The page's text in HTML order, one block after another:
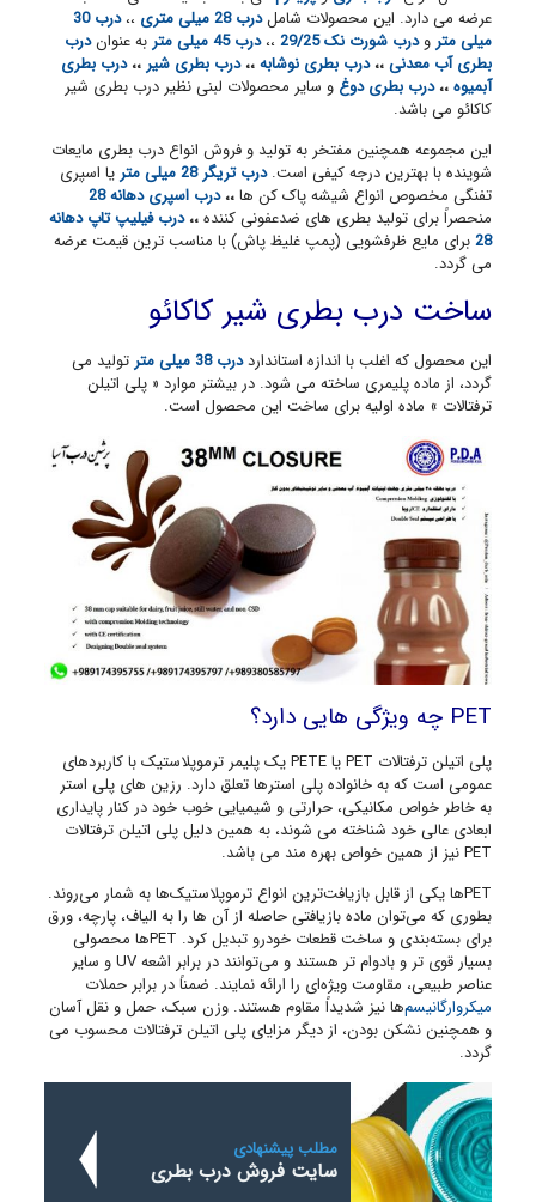
عرضه می دارد. این محصولات شاملدرب 28 میلی متری ،،
درب 30
میلی مترودرب شورت نک 29/25 ،،درب 45 میلی متر به عنواندرب
بطری آب معدنی،،درب بطری نوشابه،،درب بطری شیر،،درب بطری
آبمیوه،،درب بطری دوغ و سایر محصولات لبنی نظیر درب بطری شیر
کاکائو می باشد.
این مجموعه همچنین مفتخر به تولید و فروش انواع درب بطری مایعات
شوینده با بهترین درجه کیفی است.درب تریگر 28 میلی متر
یا اسپری
تفنگی مخصوص انواع شیشه پاک کن ها،،درب اسپری دهانه 28
منحصراً برای تولید بطری های ضدعفونی کننده،،درب فیلیپ تاپ دهانه
28برای مایع ظرفشویی (پمپ غلیظ پاش) با مناسب ترین قیمت عرضه
می گردد.
ساخت درب بطری شیر کاکائو
این محصول که اغلب با اندازه استاندارددرب 38 میلی متر
تولید می
گردد، از ماده پلیمری ساخته می شود. در بیشتر موارد « پلی اتیلن
ترفتالات » ماده اولیه برای ساخت این محصول است.
PET چه ویژگی هایی دارد؟
پلی اتیلن ترفتالات PET یا PETE یک پلیمر ترموپلاستیک با کاربردهای
عمومی است که به خانواده پلی استرها تعلق دارد. رزین های پلی استر
به خاطر خواص مکانیکی، حرارتی و شیمیایی خوب خود در کنار پایداری
ابعادی عالی خود شناخته می شوند، به همین دلیل پلی اتیلن ترفتالات
PET نیز از همین خواص بهره مند می باشد.
PETها یکی از قابل بازیافت‌ترین انواع ترموپلاستیک‌ها به شمار می‌روند.
بطوری که می‌توان ماده بازیافتی حاصله از آن ها را به الیاف، پارچه، ورق
برای بسته‌بندی و ساخت قطعات خودرو تبدیل کرد. PETها محصولی
بسیار قوی تر و بادوام تر هستند و می‌توانند در برابر اشعه UV و سایر
عناصر طبیعی، مقاومت ویژه‌ای را ارائه نمایند. ضمناً در برابر حملات
میکروارگانیسم‌ها نیز شدیداً مقاوم هستند. وزن سبک، حمل و نقل آسان
و همچنین نشکن بودن، از دیگر مزایای پلی اتیلن ترفتالات محسوب می
گردد.
مطلب پیشنهادی
سایت فروش درب بطری